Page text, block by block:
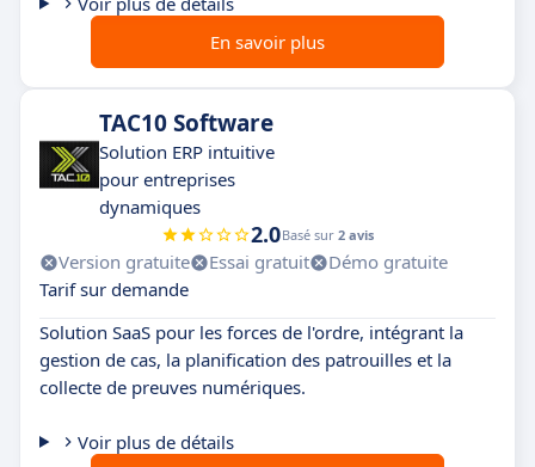
En savoir plus
TAC10 Software
Solution ERP intuitive
pour entreprises
dynamiques
2.0Basé sur 2 avis
Version gratuite Essai gratuit
Démo gratuite
Tarif sur demande
Solution SaaS pour les forces de l'ordre, intégrant la
gestion de cas, la planification des patrouilles et la
collecte de preuves numériques.
Voir plus de détails